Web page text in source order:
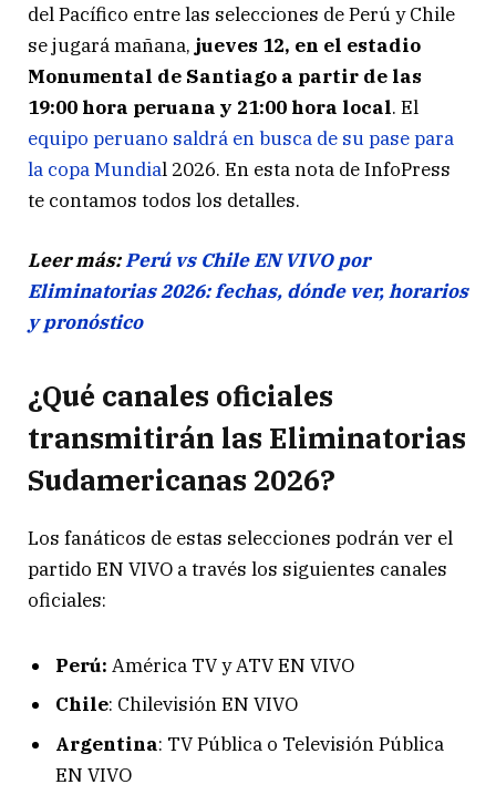
del Pacífico entre las selecciones de Perú y Chile
se jugará mañana, jueves 12, en el estadio
Monumental de Santiago a partir de las
19:00 hora peruana y 21:00 hora local. El
equipo peruano saldrá en busca de su pase para
la copa Mundial 2026. En esta nota de InfoPress
te contamos todos los detalles.
Leer más:Perú vs Chile EN VIVO por
Eliminatorias 2026: fechas, dónde ver, horarios
y pronóstico
¿Qué canales oficiales
transmitirán las Eliminatorias
Sudamericanas 2026?
Los fanáticos de estas selecciones podrán ver el
partido EN VIVO a través los siguientes canales
oficiales:
Perú: América TV y ATV EN VIVO
Chile: Chilevisión EN VIVO
Argentina: TV Pública o Televisión Pública
EN VIVO